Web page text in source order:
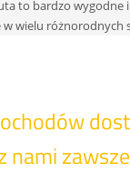
to bardzo wygodne
w wielu różnorodnych
nami